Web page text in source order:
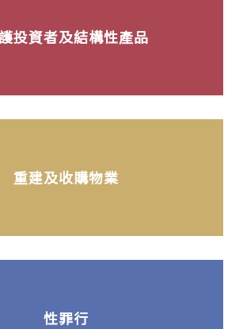
投資者及結構性產品
重建及收購物業
性罪行